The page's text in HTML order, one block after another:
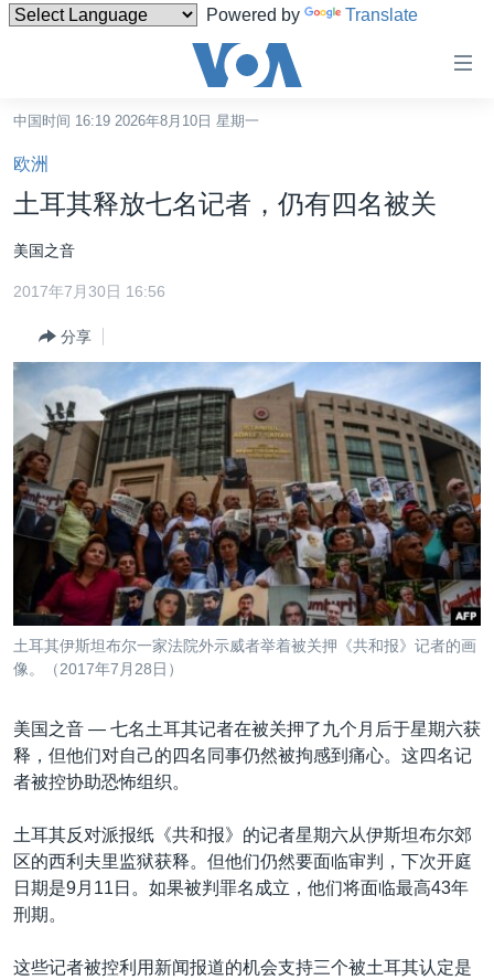
Powered by Translate
碍
链
接
跳
转
内
转
航
转
到
台湾
港澳
国际
最新国际新闻
印太
中东
欧洲
非洲
美洲
全球议题
分类新闻
经济·金融·贸易
人权·法律·宗教
科教·文娱·体健
军事
劳工
环境
美中关系
热点专题
白宫要闻
国会报道
美中关系
美国建国250周年
埃博拉疫情
重要讲话与声明
台海两岸关系
关注西藏
关注新疆
VOA视频
VOA今日焦点
中文广播
关注我们
其他语言网站
中国时间 16:19 2026年8月10日 星期一
欧洲
土耳其释放七名记者，仍有四名被关
美国之音
2017年7月30日 16:56
分享
土耳其伊斯坦布尔一家法院外示威者举着被关押《共和报》记者的画
像。（2017年7月28日）
美国之音 — 七名土耳其记者在被关押了九个月后于星期六获
释，但他们对自己的四名同事仍然被拘感到痛心。这四名记
者被控协助恐怖组织。
土耳其反对派报纸《共和报》的记者星期六从伊斯坦布尔郊
区的西利夫里监狱获释。但他们仍然要面临审判，下次开庭
日期是9月11日。如果被判罪名成立，他们将面临最高43年
刑期。
这些记者被控利用新闻报道的机会支持三个被土耳其认定是